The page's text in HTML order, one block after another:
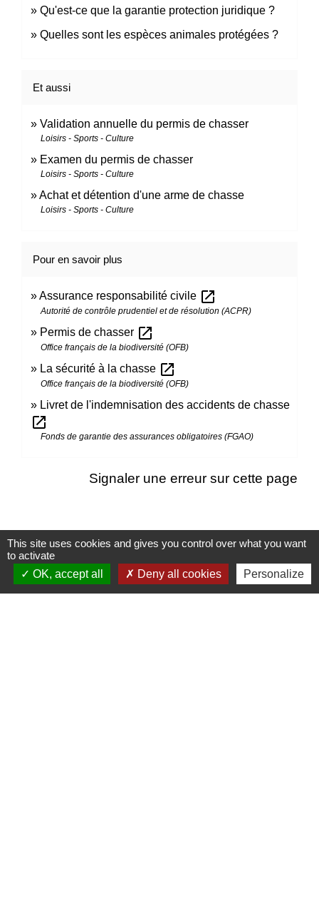
Qu'est-ce que la garantie protection juridique ?
Quelles sont les espèces animales protégées ?
Et aussi
Validation annuelle du permis de chasser
Loisirs - Sports - Culture
Examen du permis de chasser
Loisirs - Sports - Culture
Achat et détention d'une arme de chasse
Loisirs - Sports - Culture
Pour en savoir plus
Assurance responsabilité civile open_in_new
Autorité de contrôle prudentiel et de résolution (ACPR)
Permis de chasser open_in_new
Office français de la biodiversité (OFB)
La sécurité à la chasse open_in_new
Office français de la biodiversité (OFB)
Livret de l'indemnisation des accidents de chasse
open_in_new
Fonds de garantie des assurances obligatoires (FGAO)
Signaler une erreur sur cette page
Contacts
Mairie d’Izieu
This site uses cookies and gives you control over what you want
to activate
OK, accept all
Deny all cookies Personalize